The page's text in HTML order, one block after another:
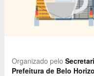
Organizado pelo
Prefeitura de Belo